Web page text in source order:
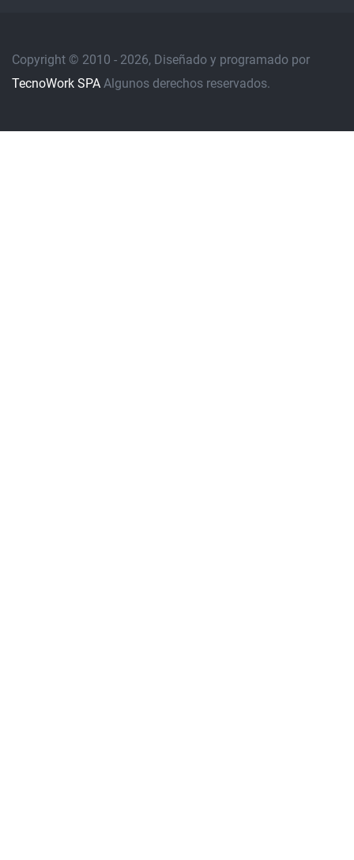
Copyright © 2010 - 2026, Diseñado y programado por
TecnoWork SPA Algunos derechos reservados.